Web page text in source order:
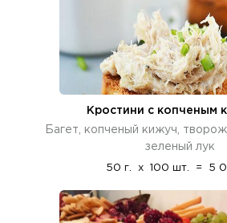
Кростини с копченым
Багет, копченый кижуч,
зеленый лук
50 г. x 100 шт. = 5